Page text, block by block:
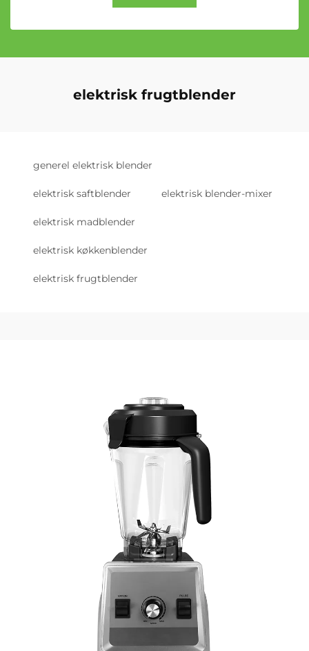
elektrisk frugtblender
generel elektrisk blender
elektrisk saftblender elektrisk blender-mixer
elektrisk madblender
elektrisk køkkenblender
elektrisk frugtblender